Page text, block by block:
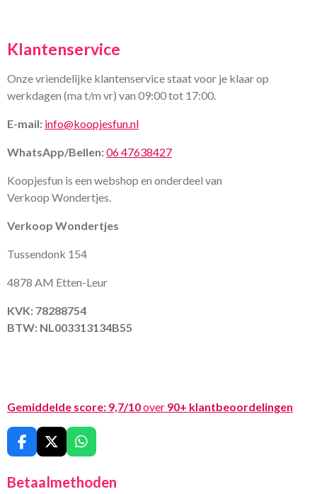
Klantenservice
Onze vriendelijke klantenservice staat voor je klaar op
werkdagen (ma t/m vr) van 09:00 tot 17:00.
E-mail: info@koopjesfun.nl
WhatsApp/Bellen:06 47638427
Koopjesfun is een webshop en onderdeel van
Verkoop Wondertjes.
Verkoop Wondertjes
Tussendonk 154
4878 AM Etten-Leur
KVK: 78288754
BTW: NL003313134B55
Gemiddelde score: 9,7/10over 90+ klantbeoordelingen
F
a
c
e
X
W
h
t
Betaalmethoden